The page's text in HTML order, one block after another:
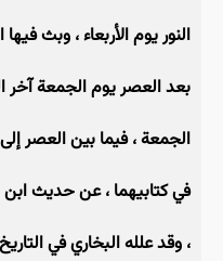
النور يوم الأربعاء ، وبث
بعد العصر يوم الجمعة
الجمعة ، فيما بين العصر
في كتابيهما ، عن حديث
، وقد علله البخاري في